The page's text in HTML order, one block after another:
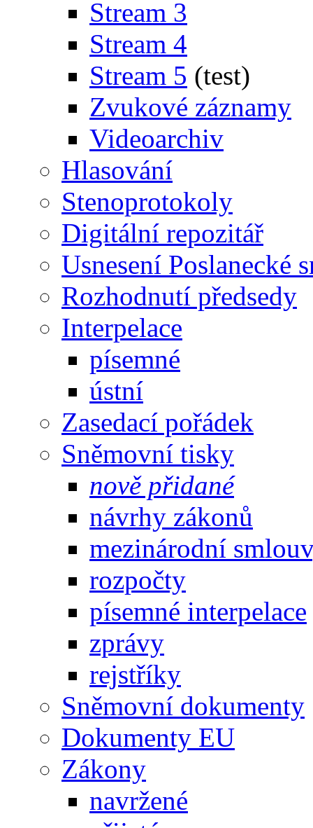
Stream 3
Stream 4
Stream 5 (test)
Zvukové záznamy
Videoarchiv
Hlasování
Stenoprotokoly
Digitální repozitář
Usnesení Poslanecké
Rozhodnutí předsedy
Interpelace
písemné
ústní
Zasedací pořádek
Sněmovní tisky
nově přidané
návrhy zákonů
mezinárodní
rozpočty
písemné interpelace
zprávy
rejstříky
Sněmovní dokumenty
Dokumenty EU
Zákony
navržené